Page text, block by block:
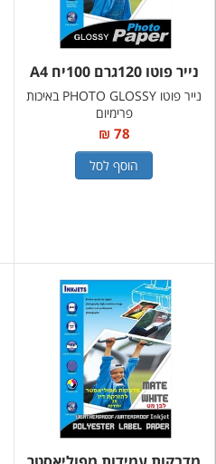
נייר פוטו 120גרם 100יח A4
נייר פוטו PHOTO GLOSSY באיכות
פרימיום
78 ₪
הוסף לסל